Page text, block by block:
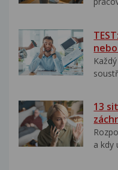
13
a kdy